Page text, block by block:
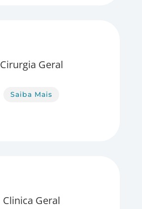
Cirurgia Geral
Saiba Mais
Clinica Geral